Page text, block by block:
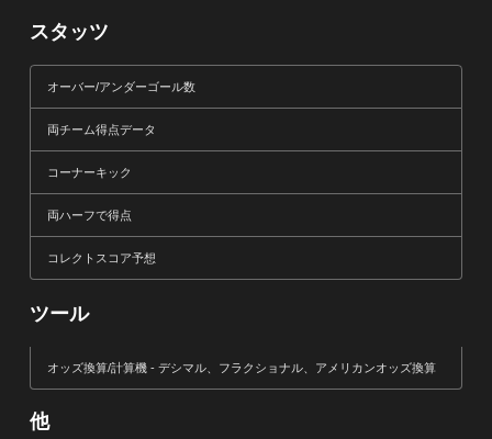
スタッツ
オーバー/アンダーゴール数
両チーム得点データ
コーナーキック
両ハーフで得点
コレクトスコア予想
ツール
オッズ換算/計算機 - デシマル、フラクショナル、アメリカンオッズ換算
他